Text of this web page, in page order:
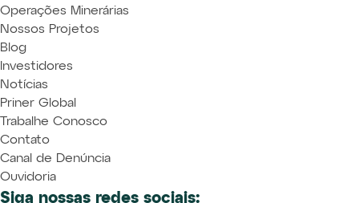
Operações Minerárias
Nossos Projetos
Blog
Investidores
Notícias
Priner Global
Trabalhe Conosco
Contato
Canal de Denúncia
Ouvidoria
Siga nossas redes sociais: